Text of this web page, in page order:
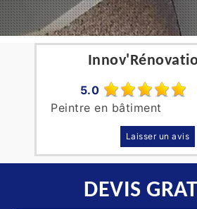
5.0
Peintre en bâtiment
Laisser un avis
DEVIS